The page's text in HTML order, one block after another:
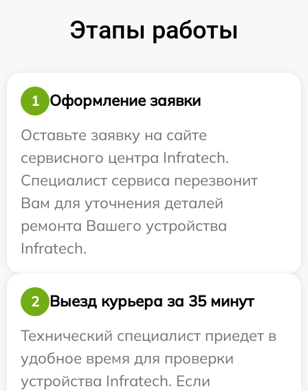
Этапы работы
1
Оформление заявки
Оставьте заявку на сайте
сервисного центра Infratech.
Специалист сервиса перезвонит
Вам для уточнения деталей
ремонта Вашего устройства
Infratech.
2
Выезд курьера за 35 минут
Технический специалист приедет в
удобное время для проверки
устройства Infratech. Если